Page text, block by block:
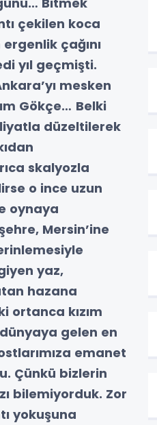
çekilen koca
çağını
yıl geçmişti.
mesken
Gökçe… Belki
düzeltilerek
skalyozla
o ince uzun
oynaya
Mersin’ine
yaz,
hazana
ortanca kızım
gelen en
emanet
Çünkü bizlerin
bilemiyorduk. Zor
yokuşuna